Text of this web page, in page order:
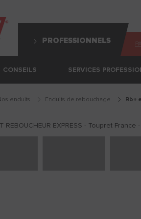
PROFESSIONNELS
CONSEILS SERVICES
Nos enduits enduits de rebouchage
rb+​